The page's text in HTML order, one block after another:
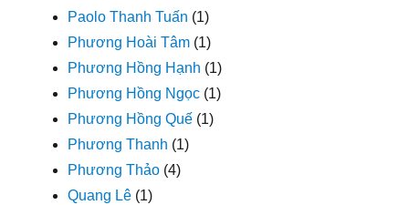
Paolo Thanh Tuấn (1)
Phương Hoài Tâm (1)
Phương Hồng Hạnh (1)
Phương Hồng Ngọc (1)
Phương Hồng Quế (1)
Phương Thanh (1)
Phương Thảo (4)
Quang Lê (1)